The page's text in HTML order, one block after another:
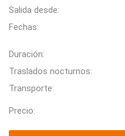
Salida desde:
Fechas:
Duración:
Traslados nocturnos:
Transporte:
Precio: